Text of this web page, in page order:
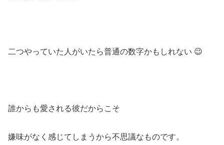
二つやっていた人がいたら普通の数字かもしれない 😉
誰からも愛される彼だからこそ
嫌味がなく感じてしまうから不思議なものです。